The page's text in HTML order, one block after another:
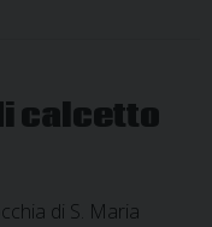
calcetto
di S. Maria